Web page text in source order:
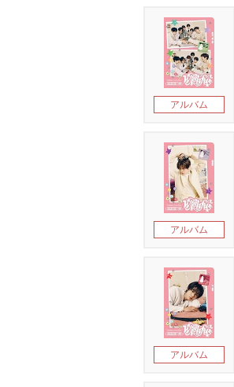
アルバム
アルバム
アルバム